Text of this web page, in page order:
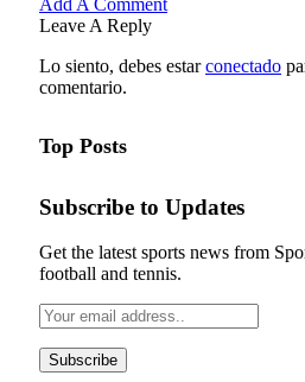
Leave A Reply
Lo siento, debes estarconectado
comentario.
Top Posts
Subscribe to Updates
Get the latest sports news from
football and tennis.